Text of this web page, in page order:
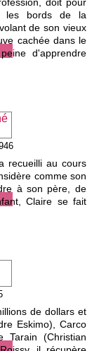
les bords de la
de son vieux
cachée dans le
d'apprendre
recueilli au cours
comme son
à son père, de
Claire se fait
de dollars et
Eskimo), Carco
(Christian